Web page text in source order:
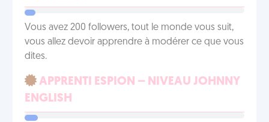
Vous avez 200 followers, tout le monde vous suit,
vous allez devoir apprendre à modérer ce que vous
dites.
APPRENTI ESPION – NIVEAU JOHNNY
ENGLISH